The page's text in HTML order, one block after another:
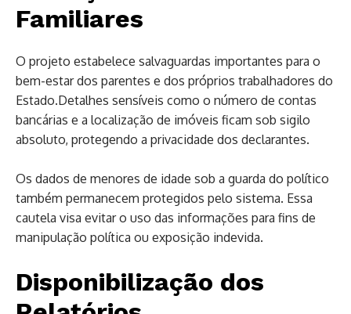
Familiares
O projeto estabelece salvaguardas importantes para o
bem-estar dos parentes e dos próprios trabalhadores do
Estado.Detalhes sensíveis como o número de contas
bancárias e a localização de imóveis ficam sob sigilo
absoluto, protegendo a privacidade dos declarantes.
Os dados de menores de idade sob a guarda do político
também permanecem protegidos pelo sistema. Essa
cautela visa evitar o uso das informações para fins de
manipulação política ou exposição indevida.
Disponibilização dos